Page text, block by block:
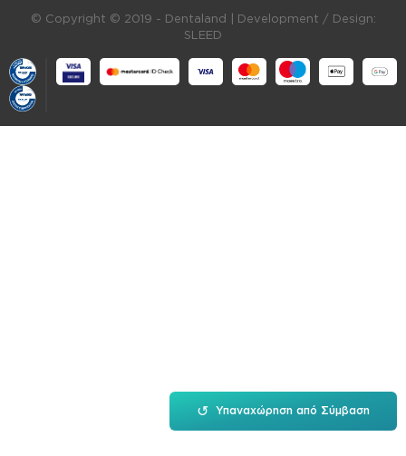
↺ Υπαναχώρηση από Σύμβαση
© Copyright © 2019 - Dentaland |
Development / Design:
SLEED